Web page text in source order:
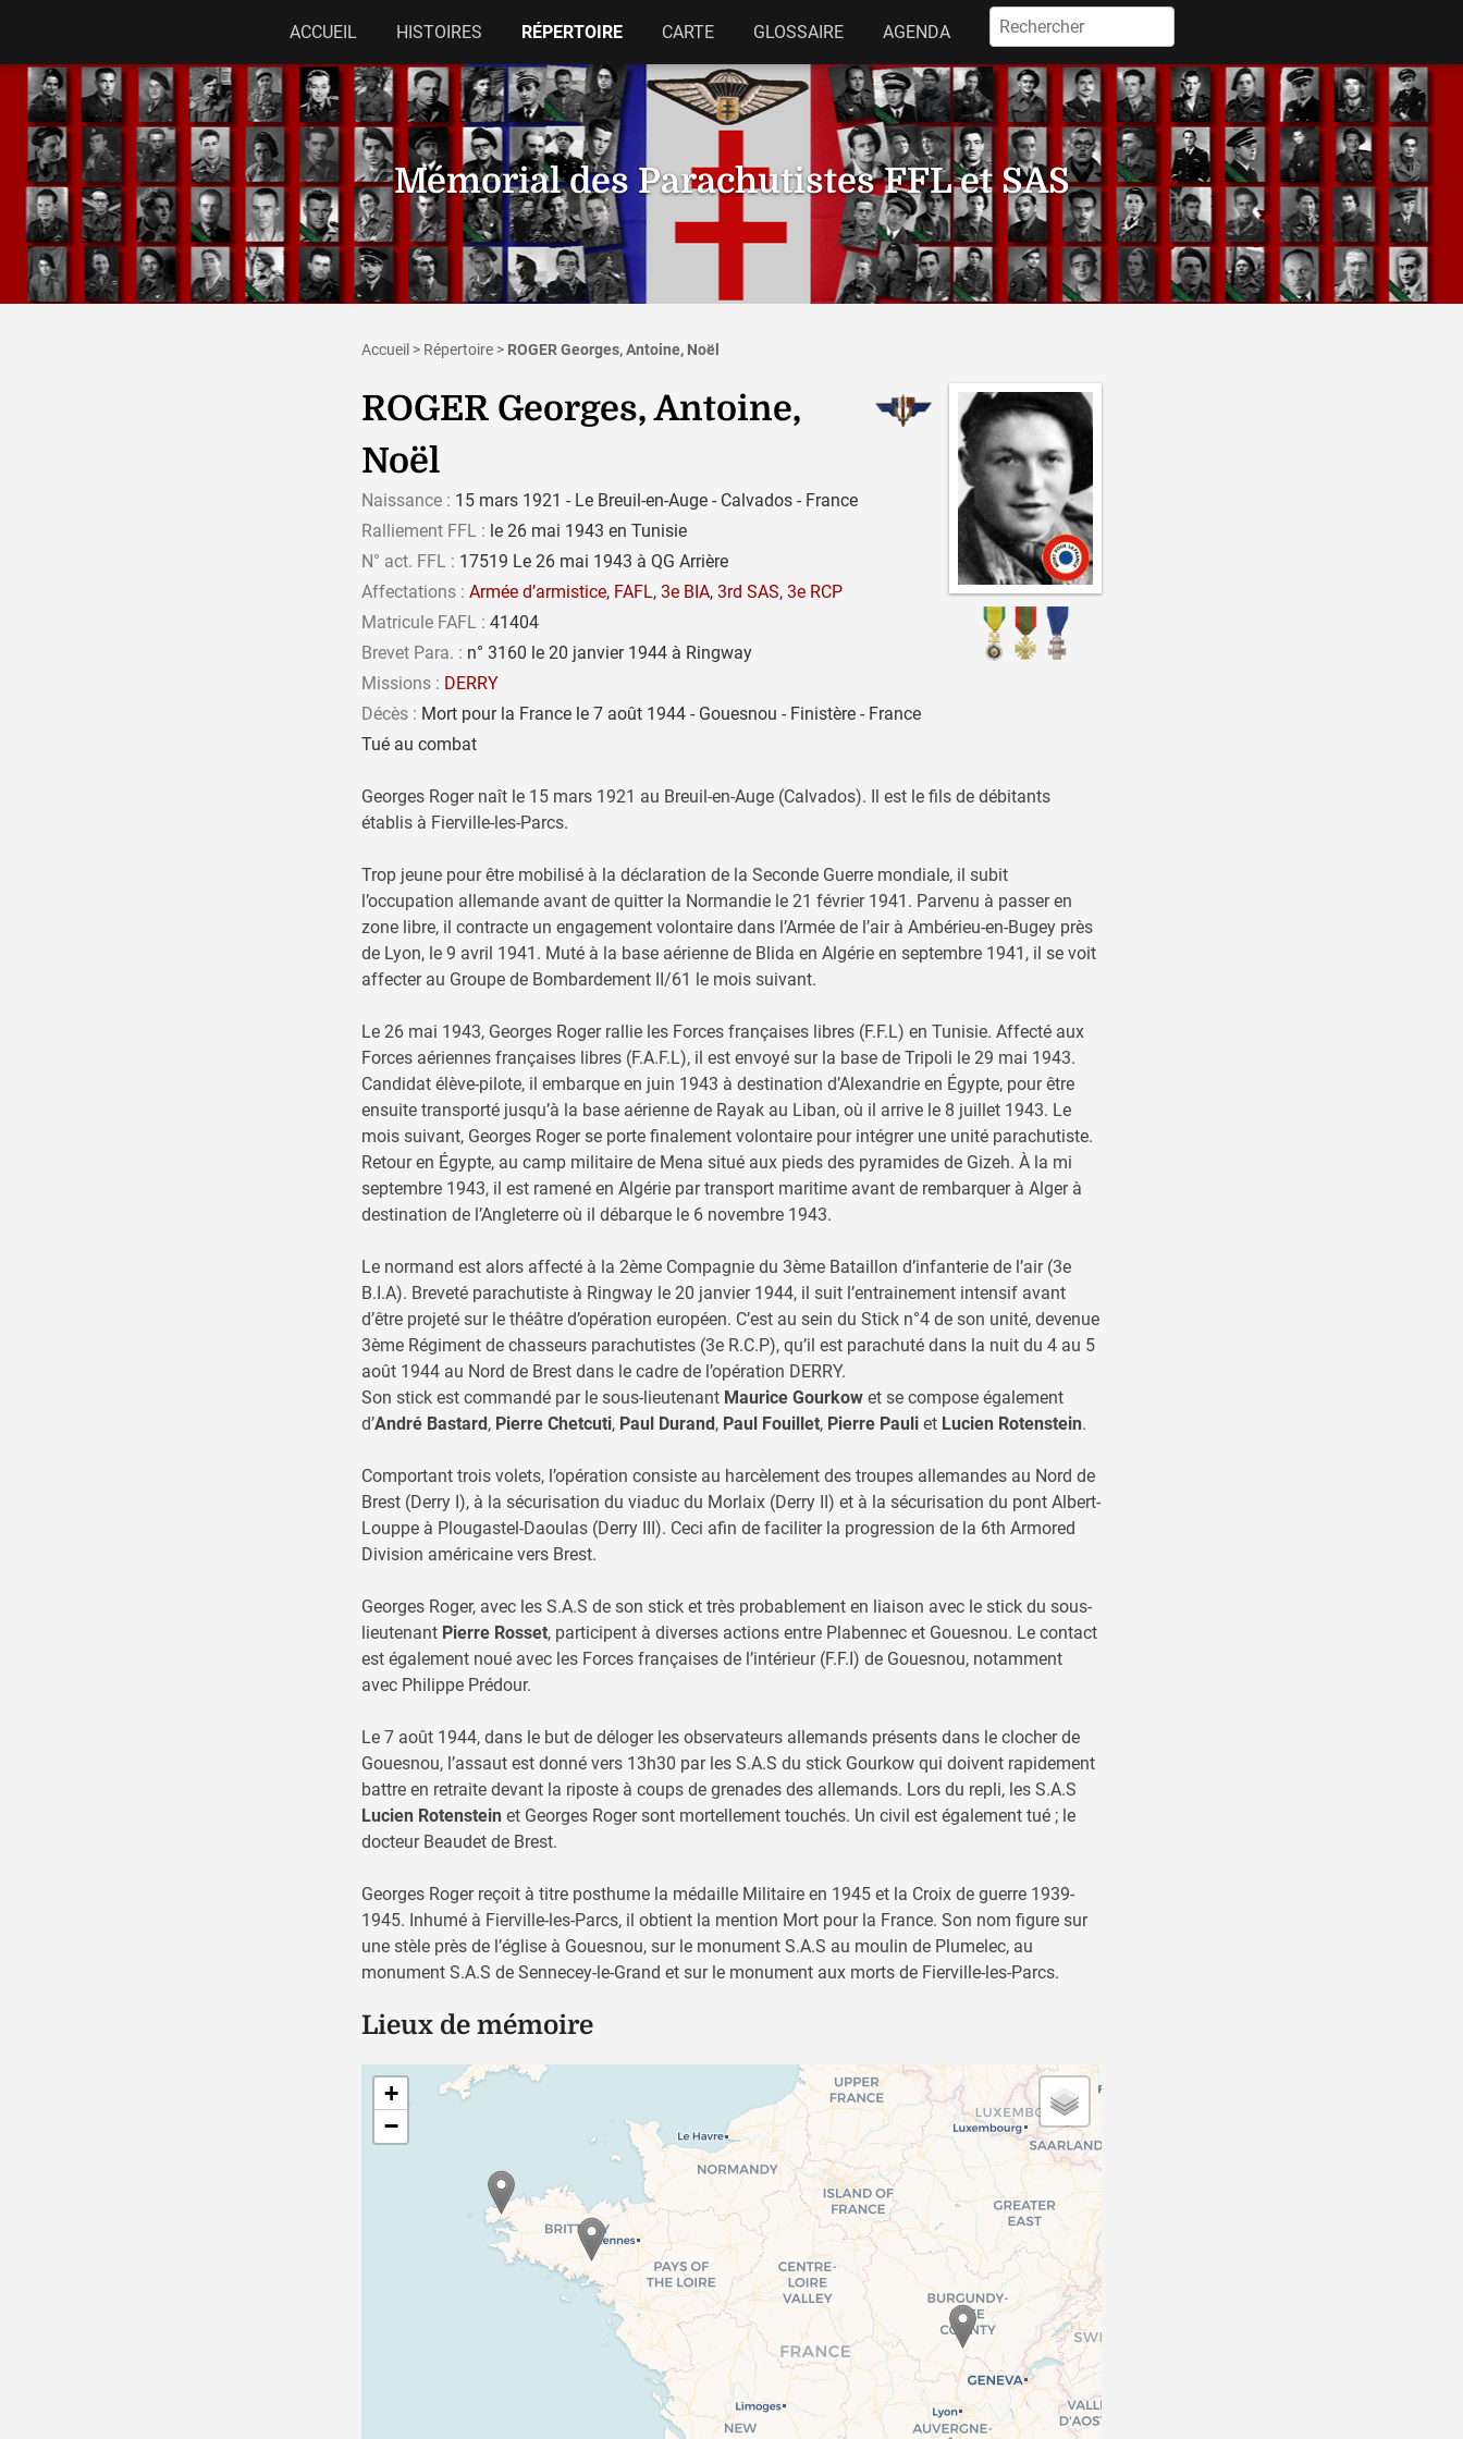
Mémorial des Parachutistes FFL et SAS
ACCUEIL HISTOIRES RÉPERTOIRE CARTE GLOSSAIRE AGENDA
Rechercher :
Accueil > Répertoire > ROGER Georges, Antoine, Noël
ROGER Georges, Antoine,
Noël
Naissance : 15 mars 1921 - Le Breuil-en-Auge - Calvados - France
Ralliement FFL : le 26 mai 1943 en Tunisie
N° act. FFL : 17519 Le 26 mai 1943 à QG Arrière
Affectations : Armée d’armistice, FAFL, 3e BIA, 3rd SAS, 3e RCP
Matricule FAFL : 41404
Brevet Para. : n° 3160 le 20 janvier 1944 à Ringway
Missions : DERRY
Décès : Mort pour la France le 7 août 1944 - Gouesnou - Finistère - France
Tué au combat
Georges Roger naît le 15 mars 1921 au Breuil-en-Auge (Calvados). Il est le fils de débitants
établis à Fierville-les-Parcs.
Trop jeune pour être mobilisé à la déclaration de la Seconde Guerre mondiale, il subit
l’occupation allemande avant de quitter la Normandie le 21 février 1941. Parvenu à passer en
zone libre, il contracte un engagement volontaire dans l’Armée de l’air à Ambérieu-en-Bugey près
de Lyon, le 9 avril 1941. Muté à la base aérienne de Blida en Algérie en septembre 1941, il se voit
affecter au Groupe de Bombardement II/61 le mois suivant.
Le 26 mai 1943, Georges Roger rallie les Forces françaises libres (F.F.L) en Tunisie. Affecté aux
Forces aériennes françaises libres (F.A.F.L), il est envoyé sur la base de Tripoli le 29 mai 1943.
Candidat élève-pilote, il embarque en juin 1943 à destination d’Alexandrie en Égypte, pour être
ensuite transporté jusqu’à la base aérienne de Rayak au Liban, où il arrive le 8 juillet 1943. Le
mois suivant, Georges Roger se porte finalement volontaire pour intégrer une unité parachutiste.
Retour en Égypte, au camp militaire de Mena situé aux pieds des pyramides de Gizeh. À la mi
septembre 1943, il est ramené en Algérie par transport maritime avant de rembarquer à Alger à
destination de l’Angleterre où il débarque le 6 novembre 1943.
Le normand est alors affecté à la 2ème Compagnie du 3ème Bataillon d’infanterie de l’air (3e
B.I.A). Breveté parachutiste à Ringway le 20 janvier 1944, il suit l’entrainement intensif avant
d’être projeté sur le théâtre d’opération européen. C’est au sein du Stick n°4 de son unité, devenue
3ème Régiment de chasseurs parachutistes (3e R.C.P), qu’il est parachuté dans la nuit du 4 au 5
août 1944 au Nord de Brest dans le cadre de l’opération DERRY.
Son stick est commandé par le sous-lieutenant Maurice Gourkow et se compose également
d’André Bastard, Pierre Chetcuti, Paul Durand, Paul Fouillet, Pierre Pauli et Lucien Rotenstein.
Comportant trois volets, l’opération consiste au harcèlement des troupes allemandes au Nord de
Brest (Derry I), à la sécurisation du viaduc du Morlaix (Derry II) et à la sécurisation du pont Albert-
Louppe à Plougastel-Daoulas (Derry III). Ceci afin de faciliter la progression de la 6th Armored
Division américaine vers Brest.
Georges Roger, avec les S.A.S de son stick et très probablement en liaison avec le stick du sous-
lieutenant Pierre Rosset, participent à diverses actions entre Plabennec et Gouesnou. Le contact
est également noué avec les Forces françaises de l’intérieur (F.F.I) de Gouesnou, notamment
avec Philippe Prédour.
Le 7 août 1944, dans le but de déloger les observateurs allemands présents dans le clocher de
Gouesnou, l’assaut est donné vers 13h30 par les S.A.S du stick Gourkow qui doivent rapidement
battre en retraite devant la riposte à coups de grenades des allemands. Lors du repli, les S.A.S
Lucien Rotenstein et Georges Roger sont mortellement touchés. Un civil est également tué ; le
docteur Beaudet de Brest.
Georges Roger reçoit à titre posthume la médaille Militaire en 1945 et la Croix de guerre 1939-
1945. Inhumé à Fierville-les-Parcs, il obtient la mention Mort pour la France. Son nom figure sur
une stèle près de l’église à Gouesnou, sur le monument S.A.S au moulin de Plumelec, au
monument S.A.S de Sennecey-le-Grand et sur le monument aux morts de Fierville-les-Parcs.
Lieux de mémoire
+
−